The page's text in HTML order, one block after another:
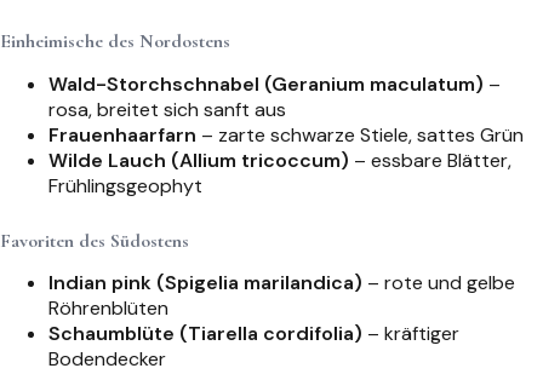
Einheimische des Nordostens
Wald-Storchschnabel (Geranium maculatum) –
rosa, breitet sich sanft aus
Frauenhaarfarn – zarte schwarze Stiele, sattes Grün
Wilde Lauch (Allium tricoccum) – essbare Blätter,
Frühlingsgeophyt
Favoriten des Südostens
Indian pink (Spigelia marilandica) – rote und gelbe
Röhrenblüten
Schaumblüte (Tiarella cordifolia) – kräftiger
Bodendecker